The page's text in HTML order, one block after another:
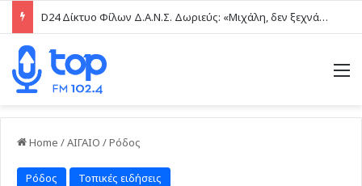
D24 Δίκτυο Φίλων Δ.Α.Ν.Σ. Δωριεύς: «Μιχάλη, δεν ξεχνάμε – Η βία δεν είναι μαγκιά»
Home /ΑΙΓΑΙΟ /Ρόδος
Ρόδος Τοπικές ειδήσεις